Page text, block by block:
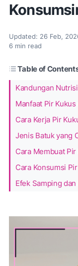
Updated: 26 Feb,
6 min read
Table of
Kandungan
Manfaat Pir
Cara Kerja Pir
Jenis Batuk yang
Cara Membuat
Cara Konsumsi
Efek Samping